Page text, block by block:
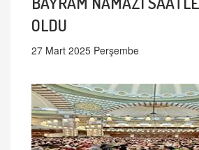
OLDU
27 Mart 2025 Perşembe